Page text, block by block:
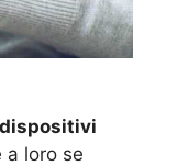
dispositivi
a loro se